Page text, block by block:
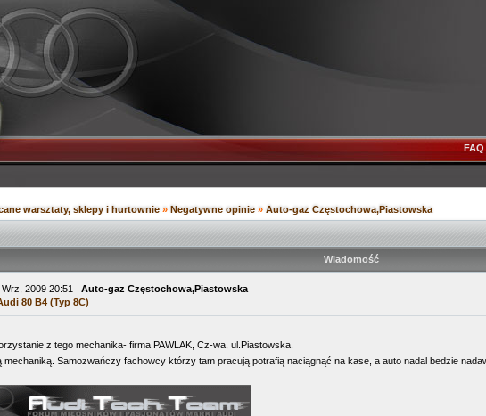
FAQ
warsztaty, sklepy i hurtownie » Negatywne opinie » Auto-gaz Częstochowa,Piastowska
Wiadomość
Wrz, 2009 20:51 Auto-gaz Częstochowa,Piastowska
80 B4 (Typ 8C)
z tego mechanika- firma PAWLAK, Cz-wa, ul.Piastowska.
mechaniką. Samozwańczy fachowcy którzy tam pracują potrafią naciągnąć na kase, a auto nadal bedzie